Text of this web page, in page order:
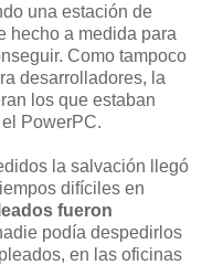
una estación de
hecho a medida para
Como tampoco
desarrolladores, la
los que estaban
PowerPC.
la salvación llegó
difíciles en
fueron
podía despedirlos
en las oficinas